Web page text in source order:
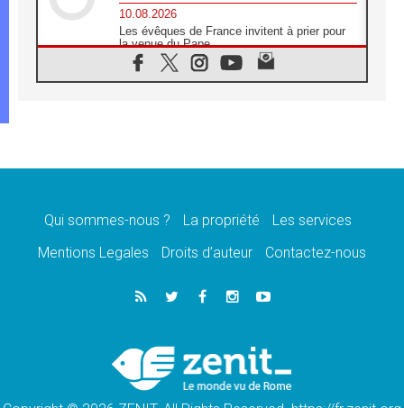
10.08.2026
Les évêques de France invitent à prier pour
la venue du Pape
10.08.2026
Création d'un réseau des médias catholiques
09.08.2026
09.08.2026
et à la protection des civils
Déclaration d'Addis-Abeba du SCEAM sur
l'Éducation Catholique en Afrique
En Cisjordanie, les chrétiens se sentent
seuls face à la violence des colons
Qui sommes-nous ? La propriété
Les services
Mentions Legales
Droits d’auteur Contactez-nous